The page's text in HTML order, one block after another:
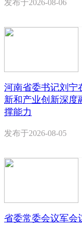
发布于2026-08-06
河南省委书记刘宁
新和产业创新深度
撑能力
发布于2026-08-05
省委常委会议军会